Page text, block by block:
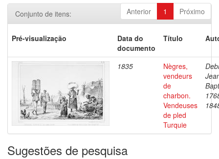
Anterior 1 Próximo
Conjunto de itens:
Pré-visualização
Data do
documento
Título
1835
Nègres,
vendeurs
de
charbon.
Vendeuses
de pled
Turquie
Sugestões de pesquisa